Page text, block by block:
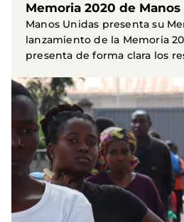
Memoria 2020 de Manos
Manos Unidas presenta su
lanzamiento de la Memoria
presenta de forma clara los